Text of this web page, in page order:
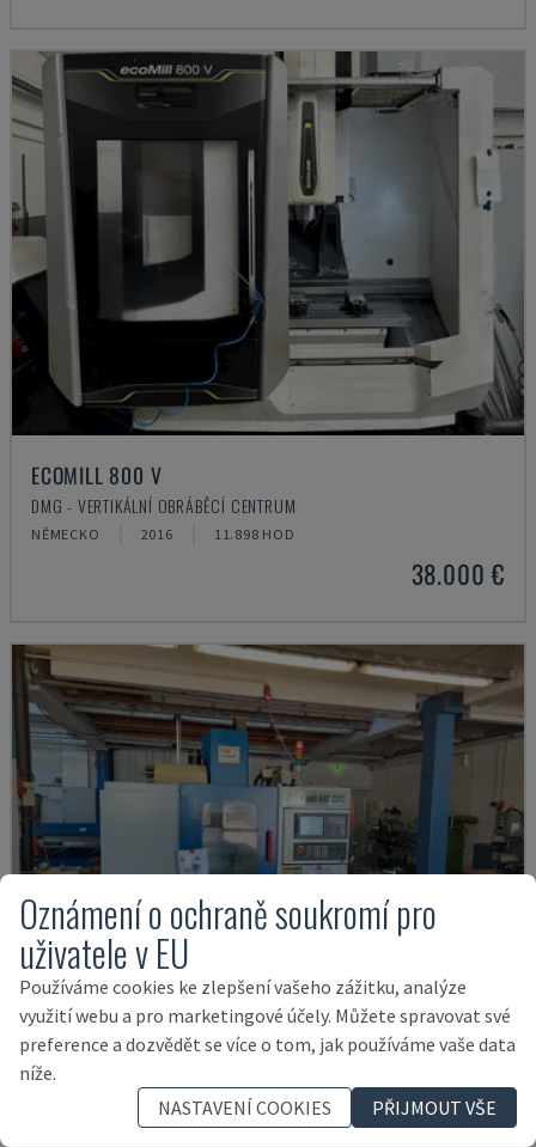
ECOMILL 800 V
DMG - VERTIKÁLNÍ OBRÁBĚCÍ CENTRUM
NĚMECKO 2016 11.898 HOD
38.000 €
X-MILL 640
KNUTH - VERTIKÁLNÍ OBRÁBĚCÍ CENTRUM
2015
Oznámení o ochraně soukromí pro
uživatele v EU
Používáme cookies ke zlepšení vašeho zážitku, analýze
využití webu a pro marketingové účely. Můžete spravovat své
preference a dozvědět se více o tom, jak používáme vaše data
níže.
NASTAVENÍ COOKIES
PŘIJMOUT VŠE